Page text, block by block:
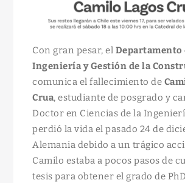
Con gran pesar, el Departamento
Ingeniería y Gestión de la
comunica el fallecimiento de
Crua, estudiante de posgrado y
Doctor en Ciencias de la
perdió la vida el pasado 24 de
Alemania debido a un trágico
Camilo estaba a pocos pasos de
tesis para obtener el grado de